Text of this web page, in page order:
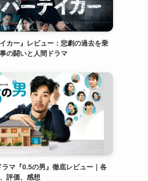
イカー』レビュー：悲劇の過去を乗
の闘いと人間ドラマ
ラマ『0.5の男』徹底レビュー｜各
評価、感想